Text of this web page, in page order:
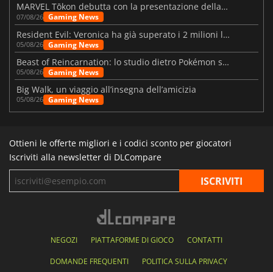
MARVEL Tōkon debutta con la presentazione della roadmap per il primo anno
07/08/26 Gaming News
Resident Evil: Veronica ha già superato i 2 milioni liste dei desideri
05/08/26 Gaming News
Beast of Reincarnation: lo studio dietro Pokémon su una nuova strada
05/08/26 Gaming News
Big Walk, un viaggio all’insegna dell’amicizia
05/08/26 Gaming News
Ottieni le offerte migliori e i codici sconto per giocatori
Iscriviti alla newsletter di DLCompare
NEGOZI PIATTAFORME DI GIOCO CONTATTI
DOMANDE FREQUENTI POLITICA SULLA PRIVACY